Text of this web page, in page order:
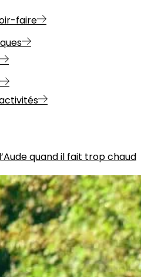
faire
quand il fait trop chaud